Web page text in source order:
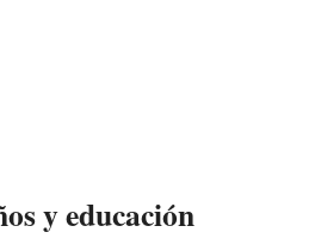
y educación